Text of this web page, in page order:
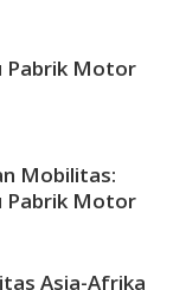
Pabrik Motor
Mobilitas:
Pabrik Motor
Asia-Afrika